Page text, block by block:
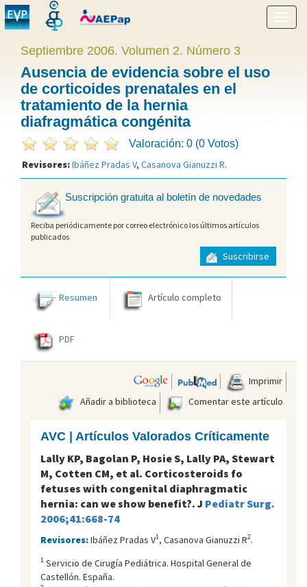
menú
Septiembre 2006. Volumen 2. Número 3
Ausencia de evidencia sobre el uso
de corticoides prenatales en el
tratamiento de la hernia
diafragmática congénita
Valoración: 0 (0 Votos)
Revisores:Ibáñez Pradas V, Casanova Gianuzzi R.
Suscripción gratuita al boletín de novedades
Reciba periódicamente por correo electrónico los últimos artículos
publicados
Suscribirse
Resumen Artículo completo
PDF
Imprimir
Añadir a biblioteca
Comentar este artículo
AVC | Artículos Valorados Críticamente
Lally KP, Bagolan P, Hosie S, Lally PA, Stewart
M, Cotten CM, et al. Corticosteroids fo
fetuses with congenital diaphragmatic
hernia: can we show benefit?. J Pediatr Surg.
2006;41:668-74
Revisores:Ibáñez Pradas V1, Casanova Gianuzzi R2.
1 Servicio de Cirugía Pediátrica. Hospital General de
Castellón. España.